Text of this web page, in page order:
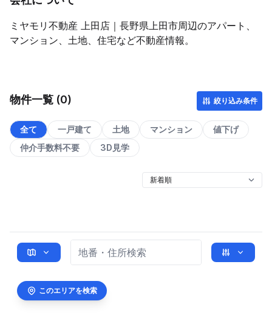
ミヤモリ不動産 上田店｜長野県上田市周辺のアパート、
マンション、土地、住宅など不動産情報。
物件一覧 (0) 絞り込み条件
全て 一戸建て 土地 マンション
値下げ
仲介手数料不要
3D見学
このエリアを検索